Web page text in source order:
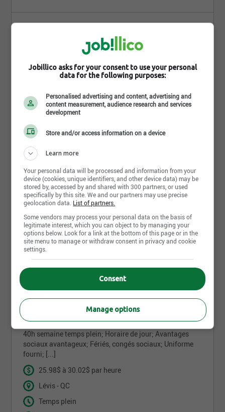
Dépanneur Sprint
Commis caissier(ère)Le poste pour toi, on a
ça dans notre dép.Des litres de plaisir, on a
ça dans notre dép. [...]
Lévis - QC
Temps partiel
3 semaines
Comment trouves-tu
cette recherche ?
Soudeur-Monteur-Acier et
Aluminium
Rodrigue Métal ltée
40h semaine temps plein; Horaire de jour; Avantages
sociaux avantageux; Fériés, congés sociaux; Uniforme
fourni; [...]
25.98$ à 30.02$ par heure
Lévis - QC
Temps plein
Jobillico asks for your consent to use your personal
data for the following purposes:
Personalised advertising and content, advertising and
content measurement, audience research and services
development
Store and/or access information on a device
Learn more
Your personal data will be processed and information from your
device (cookies, unique identifiers, and other device data) may be
stored by, accessed by and shared with 300 partners, or used
specifically by this site. We and our partners may use precise
geolocation data. List of partners.
Some vendors may process your personal data on the basis of
legitimate interest, which you can object to by managing your
options below. Look for a link at the bottom of this page or in the
site menu to manage or withdraw consent in privacy and cookie
settings.
Consent
Manage options